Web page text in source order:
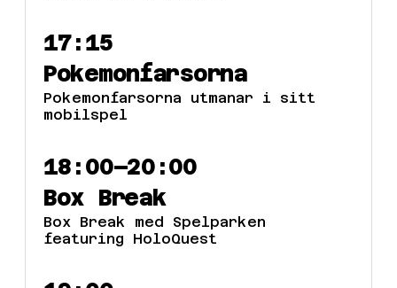
17:15
Pokemonfarsorna
Pokemonfarsorna utmanar i sitt
mobilspel
18:00–20:00
Box Break
Box Break med Spelparken
featuring HoloQuest